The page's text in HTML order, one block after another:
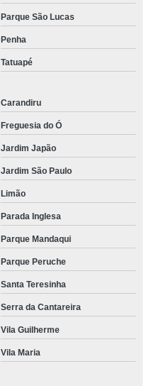
Parque São Lucas
Penha
Tatuapé
Carandiru
Freguesia do Ó
Jardim Japão
Jardim São Paulo
Limão
Parada Inglesa
Parque Mandaqui
Parque Peruche
Santa Teresinha
Serra da Cantareira
Vila Guilherme
Vila Maria